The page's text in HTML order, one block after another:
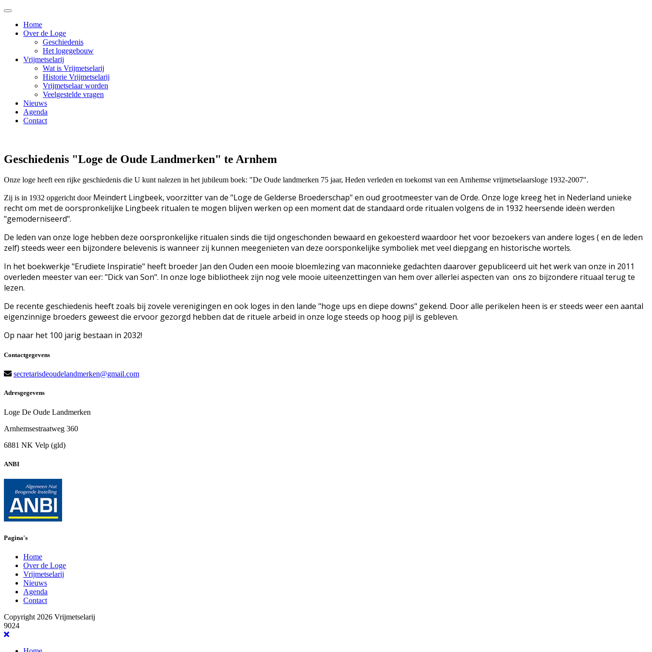
Home
Over de Loge
Geschiedenis
Het logegebouw
Vrijmetselarij
Wat is Vrijmetselarij
Historie Vrijmetselarij
Vrijmetselaar worden
Veelgestelde vragen
Nieuws
Agenda
Contact
Geschiedenis "Loge de Oude Landmerken" te Arnhem
Onze loge heeft een rijke geschiedenis die U kunt nalezen in het jubileum boek: "De Oude landmerken 75 jaar, Heden verleden en toekomst van een Arnhemse vrijmetselaarsloge 1932-2007".
Zij is in 1932 opgericht door Meindert Lingbeek, voorzitter van de "Loge de Gelderse Broederschap" en oud grootmeester van de Orde. Onze loge kreeg het in Nederland unieke
recht om met de oorspronkelijke Lingbeek ritualen te mogen blijven werken op een moment dat de standaard orde ritualen volgens de in 1932 heersende ideën werden
"gemoderniseerd".
De leden van onze loge hebben deze oorspronkelijke ritualen sinds die tijd ongeschonden bewaard en gekoesterd waardoor het voor bezoekers van andere loges ( en de leden
zelf) steeds weer een bijzondere belevenis is wanneer zij kunnen meegenieten van deze oorsponkelijke symboliek met veel diepgang en historische wortels.
In het boekwerkje "Erudiete Inspiratie" heeft broeder Jan den Ouden een mooie bloemlezing van maconnieke gedachten daarover gepubliceerd uit het werk van onze in 2011
overleden meester van eer: "Dick van Son". In onze loge bibliotheek zijn nog vele mooie uiteenzettingen van hem over allerlei aspecten van ons zo bijzondere rituaal terug te
lezen.
De recente geschiedenis heeft zoals bij zovele verenigingen en ook loges in den lande "hoge ups en diepe downs" gekend. Door alle perikelen heen is er steeds weer een aantal
eigenzinnige broeders geweest die ervoor gezorgd hebben dat de rituele arbeid in onze loge steeds op hoog pijl is gebleven.
Op naar het 100 jarig bestaan in 2032!
Contactgegevens
secretarisdeoudelandmerken@gmail.com
Adresgegevens
Loge De Oude Landmerken
Arnhemsestraatweg 360
6881 NK Velp (gld)
ANBI
Pagina's
Home
Over de Loge
Vrijmetselarij
Nieuws
Agenda
Contact
Copyright 2026 Vrijmetselarij
9024